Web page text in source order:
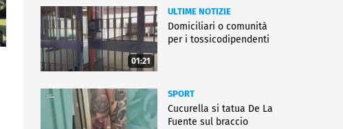
01:21
ULTIME NOTIZIE
Domiciliari o comunità
per i tossicodipendenti
SPORT
Cucurella si tatua De La
Fuente sul braccio